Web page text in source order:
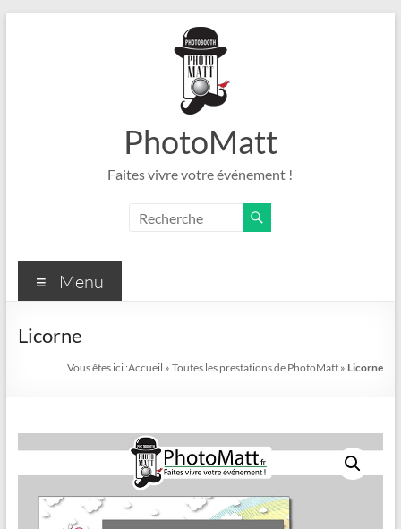
PhotoMatt
Faites vivre votre événement !
Menu
Licorne
Vous êtes ici :Accueil »Toutes les prestations de PhotoMatt » Licorne